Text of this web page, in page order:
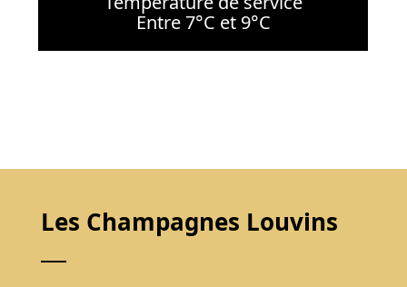
Entre 7°C et 9°C
Les Champagnes Louvins